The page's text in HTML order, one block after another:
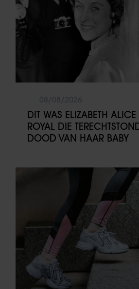
DIT WAS ELIZABETH ALICE
ROYAL DIE
DOOD VAN HAAR BABY